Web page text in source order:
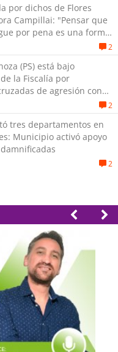
por dichos de Flores
Campillai: "Pensar que
por pena es una forma
2
(PS) está bajo
la Fiscalía por
de agresión con
2
tres departamentos en
Municipio activó apoyo
2